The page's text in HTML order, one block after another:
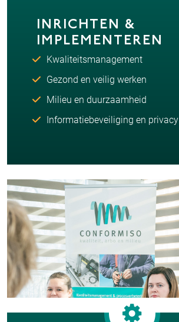
INRICHTEN &
IMPLEMENTEREN
Kwaliteitsmanagement
Gezond en veilig werken
Milieu en duurzaamheid
Informatiebeveiliging en privacy